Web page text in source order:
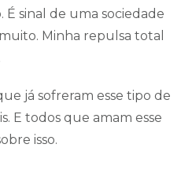
É sinal de uma sociedade
Minha repulsa total
já sofreram esse tipo de
E todos que amam esse
isso.